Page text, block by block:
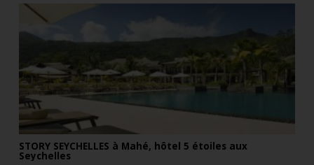
STORY SEYCHELLES à Mahé, hôtel 5 étoiles aux
Seychelles